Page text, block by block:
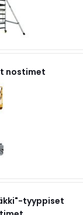
nostimet
tyyppiset